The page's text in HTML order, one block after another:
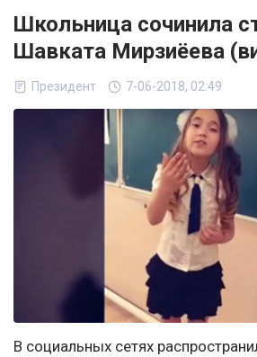
Школьница сочинила
Шавката Мирзиёева
Президент 7-06-2018, 02:49
В социальных сетях